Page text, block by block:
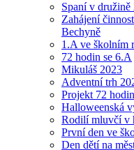
Spaní v družině
Zahájení
Bechyně
1.A ve školním
72 hodin se 6.A
Mikuláš 2023
Adventní trh
Projekt 72
Halloweenská
Rodilí mluvčí v
První den ve
Den dětí na